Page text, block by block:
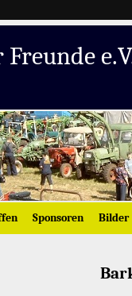
Sponsoren Bilder